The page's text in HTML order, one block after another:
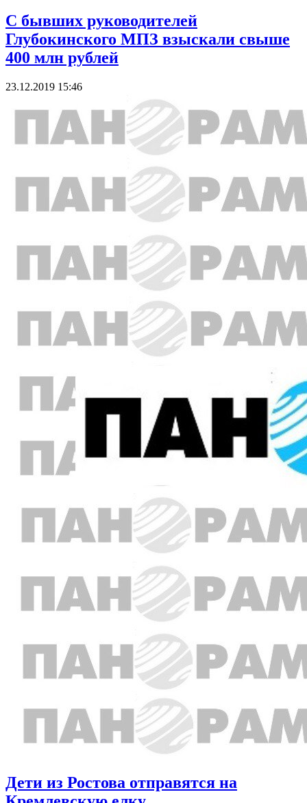
С бывших руководителей
Глубокинского МПЗ взыскали свыше
400 млн рублей
23.12.2019 15:46
Дети из Ростова отправятся на